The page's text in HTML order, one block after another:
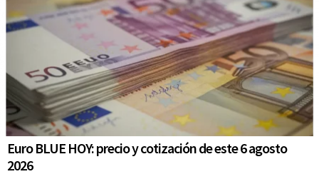
Euro BLUE HOY: precio y cotización de este 6 agosto
2026